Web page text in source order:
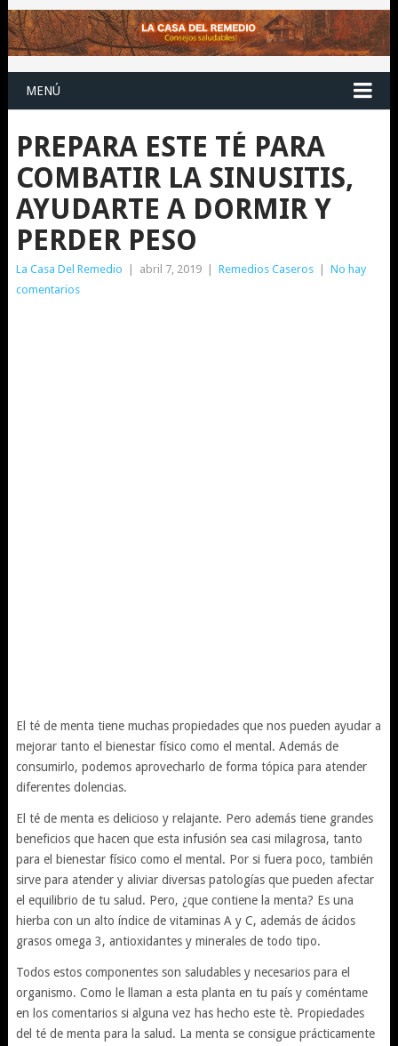
MENÚ
PREPARA ESTE TÉ PARA
COMBATIR LA SINUSITIS,
AYUDARTE A DORMIR Y
PERDER PESO
La Casa Del Remedio abril 7, 2019 Remedios Caseros
No hay
comentarios
El té de menta tiene muchas propiedades que nos pueden ayudar a
mejorar tanto el bienestar físico como el mental. Además de
consumirlo, podemos aprovecharlo de forma tópica para atender
diferentes dolencias.
El té de menta es delicioso y relajante. Pero además tiene grandes
beneficios que hacen que esta infusión sea casi milagrosa, tanto
para el bienestar físico como el mental. Por si fuera poco, también
sirve para atender y aliviar diversas patologías que pueden afectar
el equilibrio de tu salud. Pero, ¿que contiene la menta? Es una
hierba con un alto índice de vitaminas A y C, además de ácidos
grasos omega 3, antioxidantes y minerales de todo tipo.
Todos estos componentes son saludables y necesarios para el
organismo. Como le llaman a esta planta en tu país y coméntame
en los comentarios si alguna vez has hecho este tè. Propiedades
del té de menta para la salud. La menta se consigue prácticamente